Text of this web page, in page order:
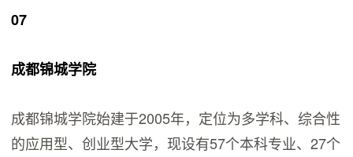
07
成都锦城学院
成都锦城学院始建于2005年，定位为多学科、综合性
的应用型、创业型大学，现设有57个本科专业、27个